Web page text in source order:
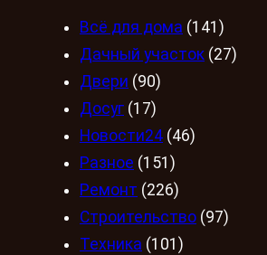
Всё для дома (141)
Дачный участок (27)
Двери (90)
Досуг (17)
Новости24 (46)
Разное (151)
Ремонт (226)
Строительство (97)
Техника (101)